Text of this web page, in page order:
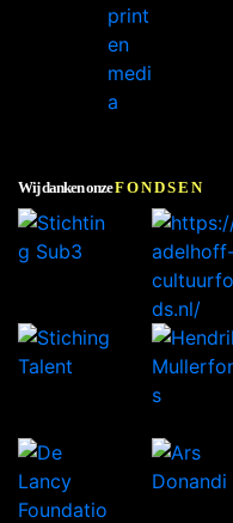
Wij danken onzeFONDSEN